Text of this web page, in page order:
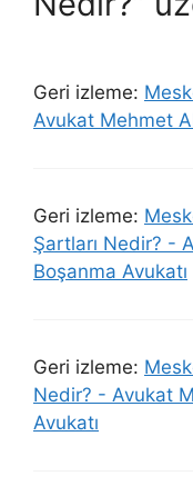
Geri izleme:
Avukat Mehmet
Geri izleme:
Şartları Nedir? -
Boşanma Avukatı
Geri izleme:
Nedir? - Avukat
Avukatı